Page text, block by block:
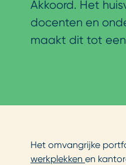
Akkoord. Het
docenten en
maakt dit tot
Het omvangrijke
werkplekken en